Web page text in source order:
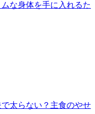
な身体を手に入れるた
太らない？主食のやせ